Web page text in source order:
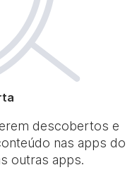
descobertos e
nas apps do
outras apps.